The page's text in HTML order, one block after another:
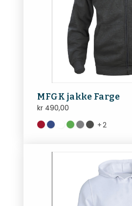
MFGK jakke Farge
kr 490,00
+2